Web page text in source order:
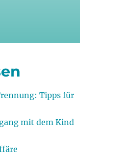
Tipps für
mit dem Kind